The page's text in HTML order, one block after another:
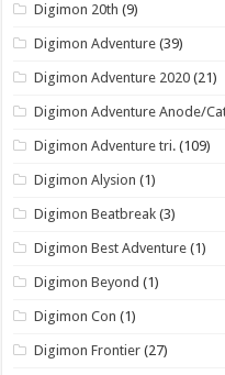
Digimon 20th (9)
Digimon Adventure (39)
Digimon Adventure 2020 (21)
Digimon Adventure Anode/
Digimon Adventure tri. (109)
Digimon Alysion (1)
Digimon Beatbreak (3)
Digimon Best Adventure (1)
Digimon Beyond (1)
Digimon Con (1)
Digimon Frontier (27)